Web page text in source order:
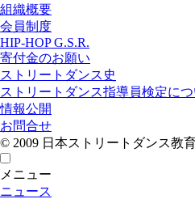
組織概要
会員制度
HIP-HOP G.S.R.
寄付金のお願い
ストリートダンス史
ストリートダンス指導員検定につ
情報公開
お問合せ
© 2009 日本ストリートダンス教
メニュー
ニュース